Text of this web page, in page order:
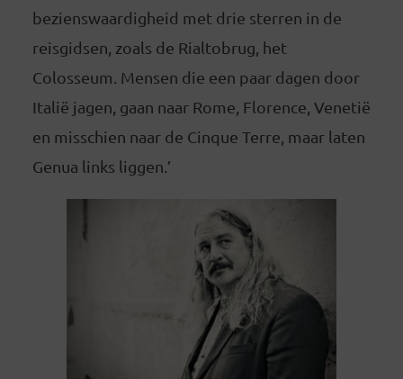
bezienswaardigheid met drie sterren in de
reisgidsen, zoals de Rialtobrug, het
Colosseum. Mensen die een paar dagen door
Italië jagen, gaan naar Rome, Florence, Venetië
en misschien naar de Cinque Terre, maar laten
Genua links liggen.’